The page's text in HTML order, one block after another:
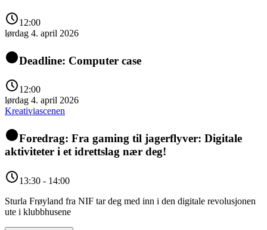
12:00
lørdag 4. april 2026
Deadline: Computer case
12:00
lørdag 4. april 2026
Kreativiascenen
Foredrag: Fra gaming til jagerflyver: Digitale
aktiviteter i et idrettslag nær deg!
13:30 - 14:00
Sturla Frøyland fra NIF tar deg med inn i den digitale revolusjonen
ute i klubbhusene